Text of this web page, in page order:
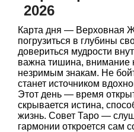
2026
Карта дня — Верховная
погрузиться в глубины
довериться мудрости
важна тишина, внимание
незримым знакам. Не
станет источником
Этот день — время
скрывается истина,
жизнь. Совет Таро —
гармонии откроется сам